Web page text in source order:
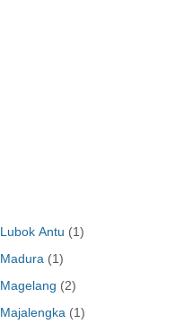
Lubok Antu (1)
Madura (1)
Magelang (2)
Majalengka (1)